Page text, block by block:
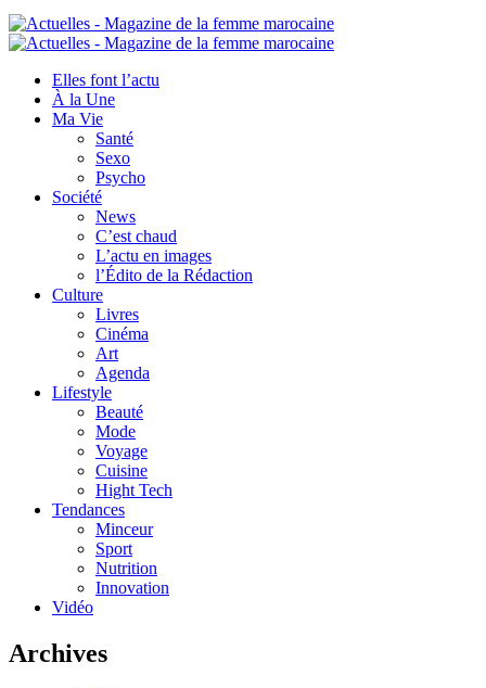
Elles font l’actu
À la Une
Ma Vie
Santé
Sexo
Psycho
Société
News
C’est chaud
L’actu en images
l’Édito de la Rédaction
Culture
Livres
Cinéma
Art
Agenda
Lifestyle
Beauté
Mode
Voyage
Cuisine
Hight Tech
Tendances
Minceur
Sport
Nutrition
Innovation
Vidéo
Archives